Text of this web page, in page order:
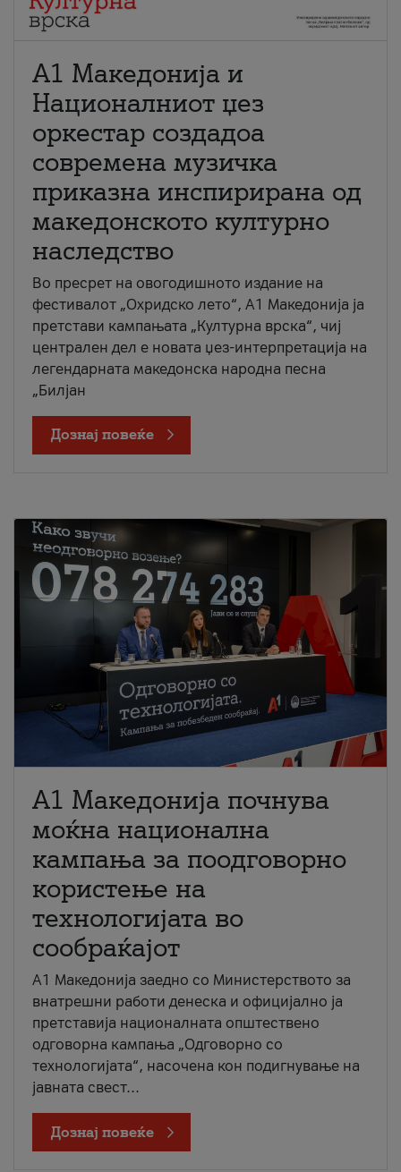
А1 Македонија и
Националниот џез
оркестар создадоа
современа музичка
приказна инспирирана од
македонското културно
наследство
Во пресрет на овогодишното издание на
фестивалот „Охридско лето“, А1 Македонија ја
претстави кампањата „Културна врска“, чиј
централен дел е новата џез-интерпретација на
легендарната македонска народна песна
„Билјан
Дознај повеќе
A1 Македонија почнува
моќна национална
кампања за поодговорно
користење на
технологијата во
сообраќајот
A1 Македонија заедно со Министерството за
внатрешни работи денеска и официјално ја
претставија националната општествено
одговорна кампања „Одговорно со
технологијата“, насочена кон подигнување на
јавната свест...
Дознај повеќе